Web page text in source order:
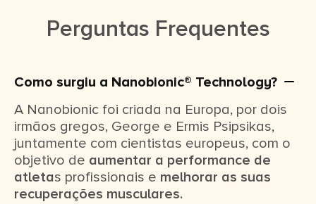
Perguntas Frequentes
Como surgiu a Nanobionic® Technology?
A Nanobionic foi criada na Europa, por dois
irmãos gregos, George e Ermis Psipsikas,
juntamente com cientistas europeus, com o
objetivo de aumentar a performance de
atletas profissionais e melhorar as suas
recuperações musculares.